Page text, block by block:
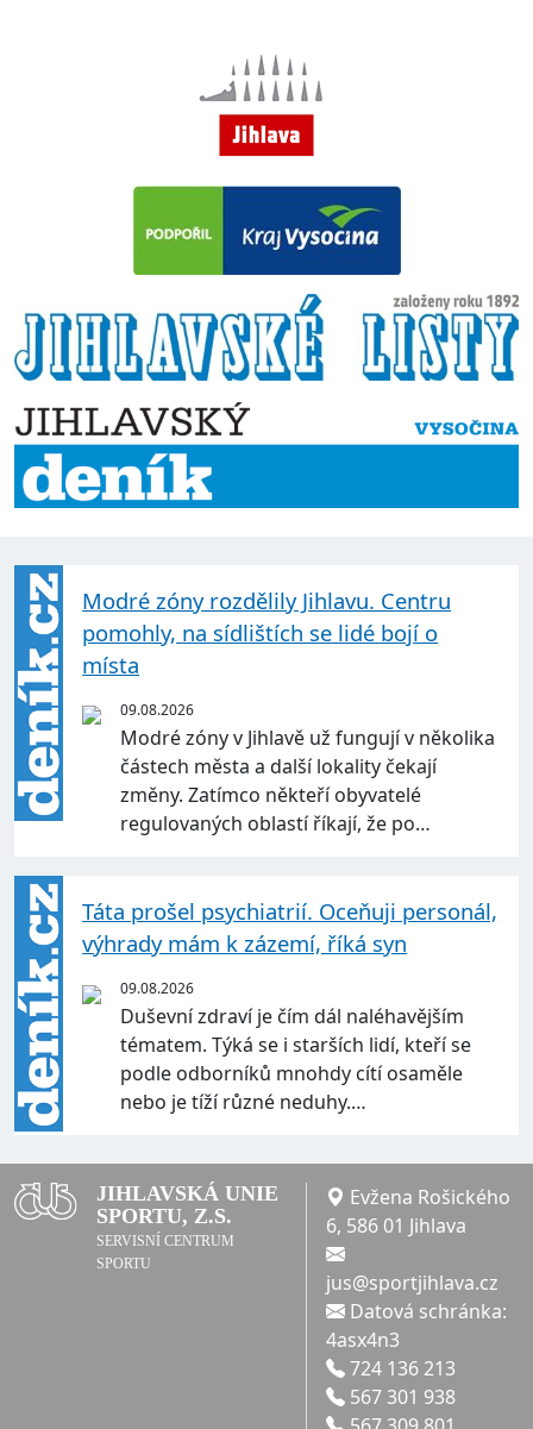
Modré zóny rozdělily Jihlavu. Centru
pomohly, na sídlištích se lidé bojí o
místa
09.08.2026
Modré zóny v Jihlavě už fungují v několika
částech města a další lokality čekají
změny. Zatímco někteří obyvatelé
regulovaných oblastí říkají, že po…
Táta prošel psychiatrií. Oceňuji personál,
výhrady mám k zázemí, říká syn
09.08.2026
Duševní zdraví je čím dál naléhavějším
tématem. Týká se i starších lidí, kteří se
podle odborníků mnohdy cítí osaměle
nebo je tíží různé neduhy.…
JIHLAVSKÁ UNIE
SPORTU, Z.S.
SERVISNÍ CENTRUM
SPORTU
Evžena Rošického
6, 586 01 Jihlava
jus@sportjihlava.cz
Datová schránka:
4asx4n3
724 136 213
567 301 938